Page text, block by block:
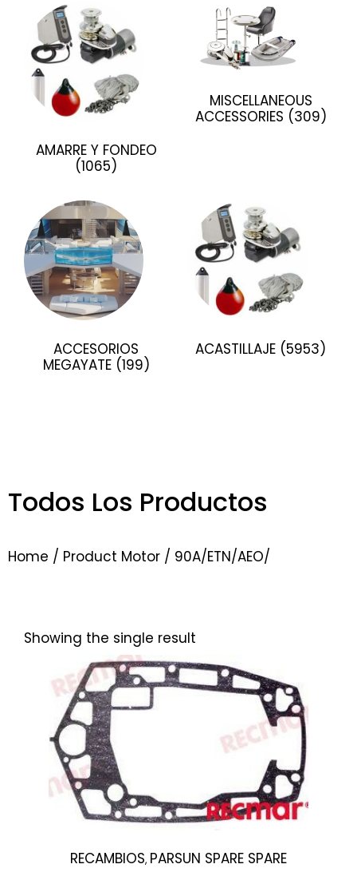
AMARRE Y FONDEO
(1065)
MISCELLANEOUS
ACCESSORIES (309)
ACCESORIOS
MEGAYATE (199)
ACASTILLAJE (5953)
Todos Los Productos
Home / Product Motor / 90A/ETN/AEO/
Showing the single result
RECAMBIOS, PARSUN SPARE SPARE